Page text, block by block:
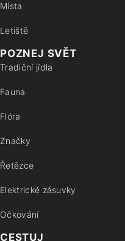
Místa
Letiště
POZNEJ SVĚT
Tradiční jídla
Fauna
Flóra
Značky
Řetězce
Elektrické zásuvky
Očkování
CESTUJ